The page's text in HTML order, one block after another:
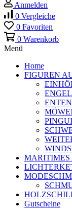
Anmelden
0 Vergleiche
0 Favoriten
0 Warenkorb
Menü
Home
FIGUREN
MARITIMES
Gutscheine